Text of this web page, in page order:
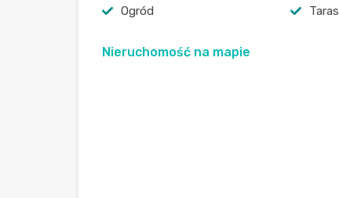
Ogród Taras
Nieruchomość na mapie